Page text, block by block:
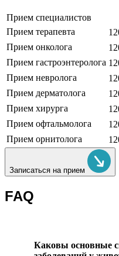
Прием специалистов
Прием терапевта
Прием онколога
Прием гастроэнтеролога
Прием невролога
Прием дерматолога
Прием хирурга
Прием офтальмолога
Прием орнитолога
Записаться на прием
FAQ
Каковы основные